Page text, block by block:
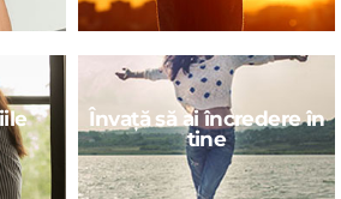
Învață să ai încredere în
tine